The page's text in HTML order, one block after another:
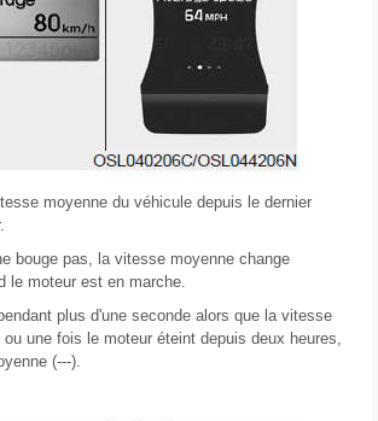
moyenne du véhicule depuis le dernier
bouge pas, la vitesse moyenne change
le moteur est en marche.
plus d'une seconde alors que la vitesse
une fois le moteur éteint depuis deux heures,
(---).